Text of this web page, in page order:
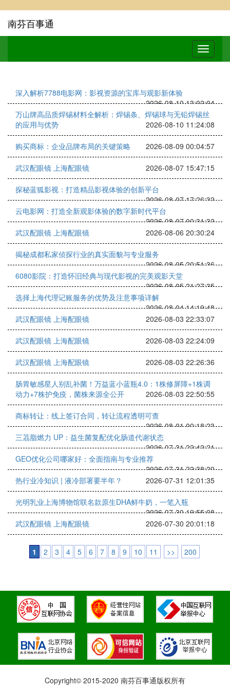
南芬百事通
深入解析7788电影网：影视资源的宝库与观影新体验
2026-08-10 13:02:04
万山牌高品质焊锡材料全解析：焊锡条、焊锡球与无铅焊锡丝
的应用与优势
2026-08-10 11:24:08
购买商标：企业品牌布局的关键策略 2026-08-09 00:04:57
武汉配眼镜 上海配眼镜 2026-08-07 15:47:15
探秘蓝狐影视：打造精品影视体验的创新平台
2026-08-07 17:26:32
云电影网：打造全新观影体验的数字新时代平台
2026-08-07 00:31:32
武汉配眼镜 上海配眼镜
2026-08-06 20:30:24
揭秘成都私家侦探行业的真实面貌与专业服务
2026-08-05 20:51:36
6080影院：打造怀旧经典与现代影视的完美观影天堂
2026-08-05 21:27:35
选择上海代理记账服务的优势及注意事项详解
2026-08-04 14:19:48
武汉配眼镜 上海配眼镜
2026-08-03 22:33:07
武汉配眼镜 上海配眼镜 2026-08-03 22:24:09
武汉配眼镜 上海配眼镜 2026-08-03 22:26:36
肠胃敏感星人别乱补菌！万益蓝小蓝瓶4.0：1株修屏障+1株调
动力+7株护免疫，菌株来源全公开
2026-08-03 22:50:55
商标转让：线上签订合同，转让流程透明可查
2026-08-01 00:18:23
三茘脂燃力 UP：益生菌复配优化肠道代谢状态
2026-07-31 22:42:21
GEO优化公司哪家好：全面指南与专业推荐
2026-07-31 22:38:20
热行业冷知识 | 液冷部署要半年？
2026-07-31 12:01:35
光明乳业上海博物馆联名款原生DHA鲜牛奶，一笔入瓶
2026-07-30 19:55:08
武汉配眼镜 上海配眼镜
2026-07-30 20:01:18
1 2 3 4 5 6 7 8 9 10 11 >> 200
Copyright© 2015-2020 南芬百事通版权所有